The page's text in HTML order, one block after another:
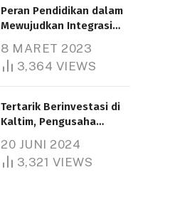
Peran Pendidikan dalam
Mewujudkan Integrasi
8 MARET 2023
3,364 VIEWS
Tertarik Berinvestasi di
Kaltim, Pengusaha
1.000 Hektare
20 JUNI 2024
3,321 VIEWS